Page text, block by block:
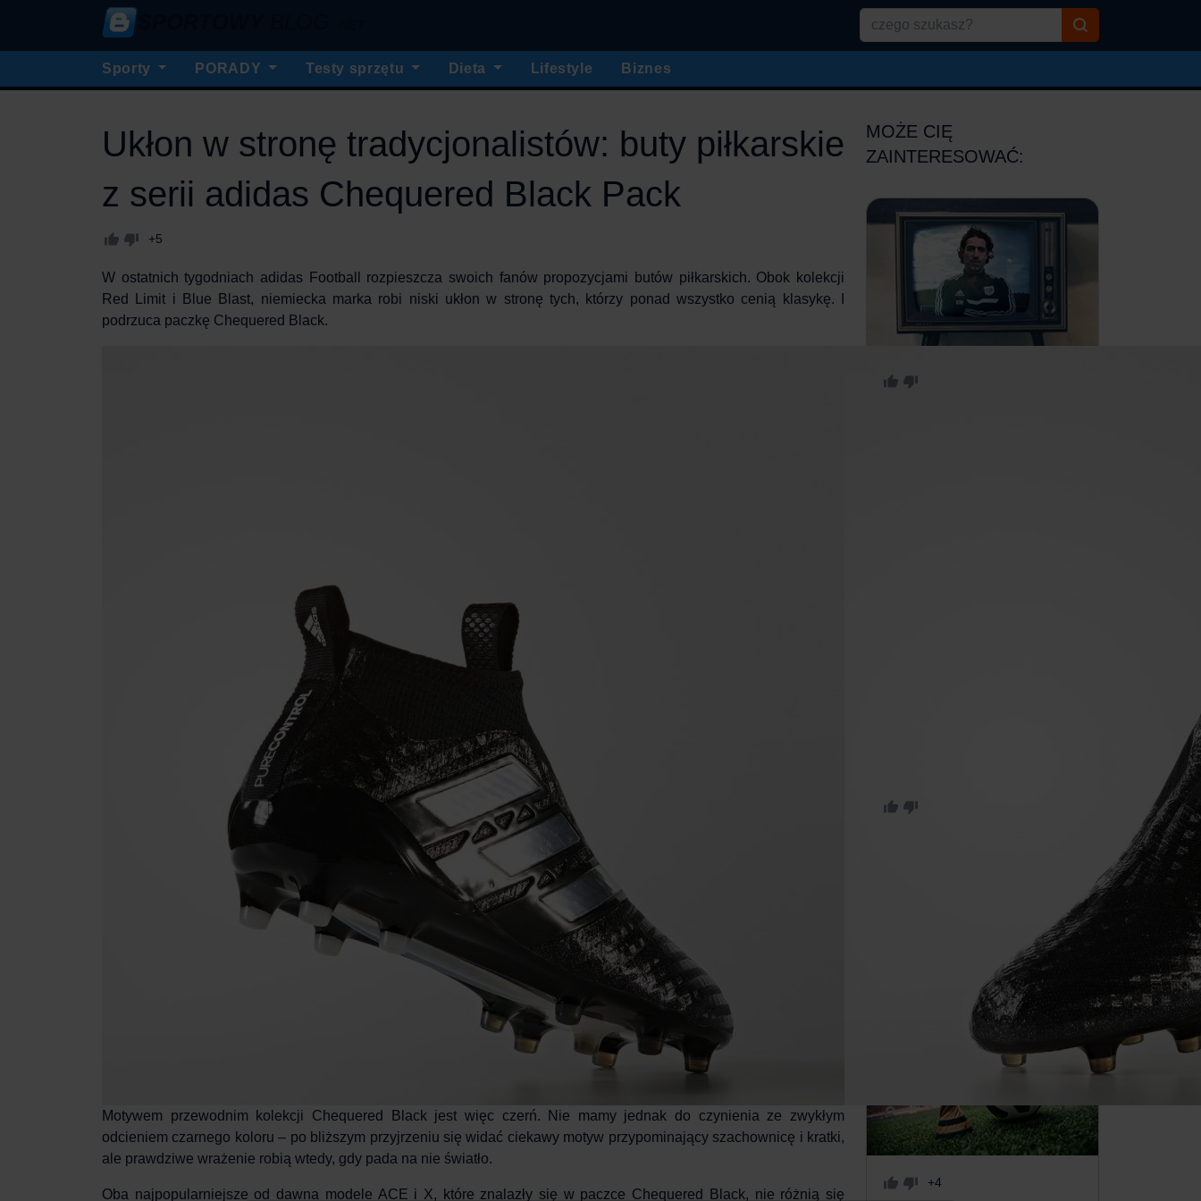
Sporty PORADY Testy sprzętu Dieta Lifestyle Biznes
Ukłon w stronę tradycjonalistów: buty piłkarskie
z serii adidas Chequered Black Pack
+5
W ostatnich tygodniach adidas Football rozpieszcza swoich fanów propozycjami butów piłkarskich. Obok kolekcji
Red Limit i Blue Blast, niemiecka marka robi niski ukłon w stronę tych, którzy ponad wszystko cenią klasykę. I
podrzuca paczkę Chequered Black.
Motywem przewodnim kolekcji Chequered Blackjest więc czerń. Nie mamy jednak do czynienia ze zwykłym
odcieniem czarnego koloru – po bliższym przyjrzeniu się widać ciekawy motyw przypominający szachownicę i kratki,
ale prawdziwe wrażenie robią wtedy, gdy pada na nie światło.
Oba najpopularniejsze od dawna modele ACE i X, które znalazły się w paczce Chequered Black, nie różnią się
MOŻE CIĘ
ZAINTERESOWAĆ:
+4